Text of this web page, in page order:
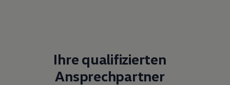
Ihre qualifizierten
Ansprechpartner